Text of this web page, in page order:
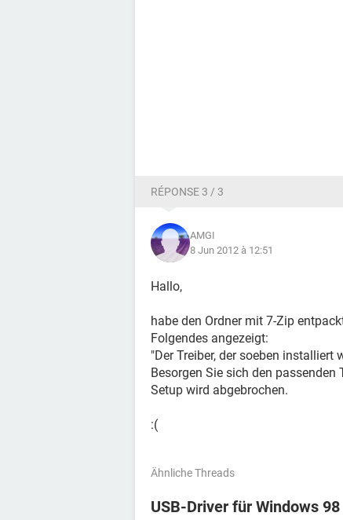
RÉPONSE 3 / 3
AMGI
8 Jun 2012 à 12:51
Hallo,
habe den Ordner mit 7-Zip
Folgendes angezeigt:
"Der Treiber, der soeben
Besorgen Sie sich den passenden
Setup wird abgebrochen.
:(
Ähnliche Threads
USB-Driver für Windows 98